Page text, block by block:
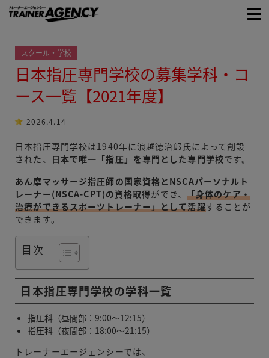
スクール・学校
日本指圧専門学校の募集学科・コ
ース一覧【2021年度】
2026.4.14
日本指圧専門学校は1940年に浪越徳治郎氏によって創設
された、
日本で唯一「指圧」を専門とした専門学校です。
あん摩マッサージ指圧師の国家資格とNSCAパーソナルト
レーナー(NSCA-CPT)の資格取得ができ、 「身体のケア・
治療ができるスポーツトレーナー」として活躍することが
できます。
目次
日本指圧専門学校の学科一覧
指圧科（昼間部：9:00〜12:15）
指圧科（夜間部：18:00〜21:15）
トレーナーエージェンシーでは、